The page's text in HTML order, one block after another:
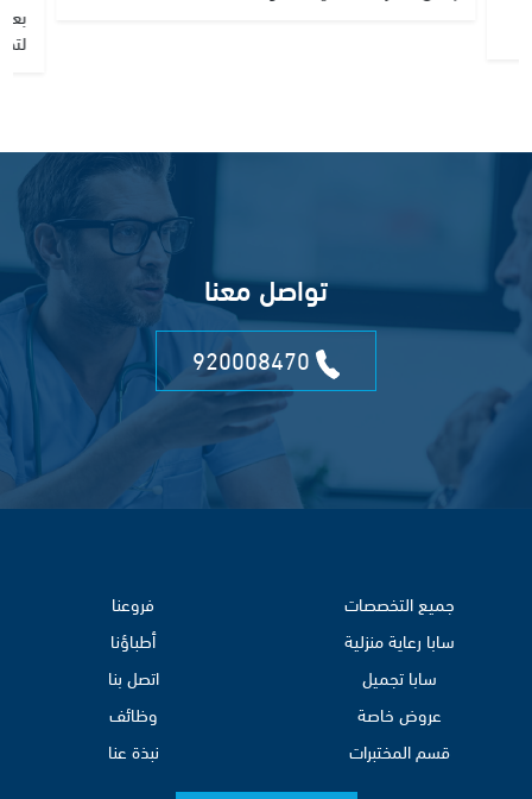
تواصل معنا
جميع التخصصات
سابا رعاية منزلية
سابا تجميل
عروض خاصة
قسم المختبرات
فروعنا
أطباؤنا
اتصل بنا
وظائف
نبذة عنا